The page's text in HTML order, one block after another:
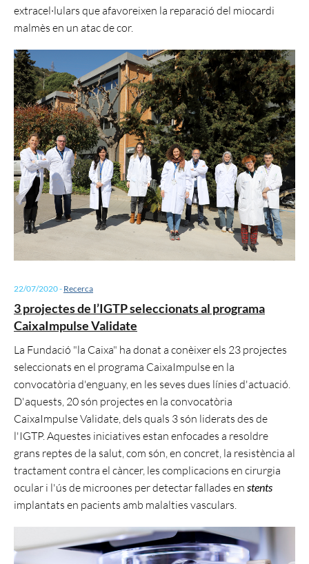
extracel·lulars que afavoreixen la reparació del miocardi
malmès en un atac de cor.
22/07/2020- Recerca
3 projectes de l’IGTP seleccionats al programa
CaixaImpulse Validate
La Fundació "la Caixa" ha donat a conèixer els 23 projectes
seleccionats en el programa CaixaImpulse en la
convocatòria d'enguany, en les seves dues línies d'actuació.
D'aquests, 20 són projectes en la convocatòria
CaixaImpulse Validate, dels quals 3 són liderats des de
l'IGTP. Aquestes iniciatives estan enfocades a resoldre
grans reptes de la salut, com són, en concret, la resistència al
tractament contra el càncer, les complicacions en cirurgia
ocular i l'ús de microones per detectar fallades en stents
implantats en pacients amb malalties vasculars.